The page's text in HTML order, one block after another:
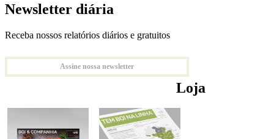
Newsletter diária
Receba nossos relatórios diários e gratuitos
Assine nossa newsletter
Loja